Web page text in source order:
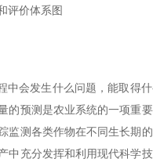
评价体系图
会发生什么问题，能取得
预测是农业系统的一项重
测各类作物在不同生长期
充分发挥和利用现代科学